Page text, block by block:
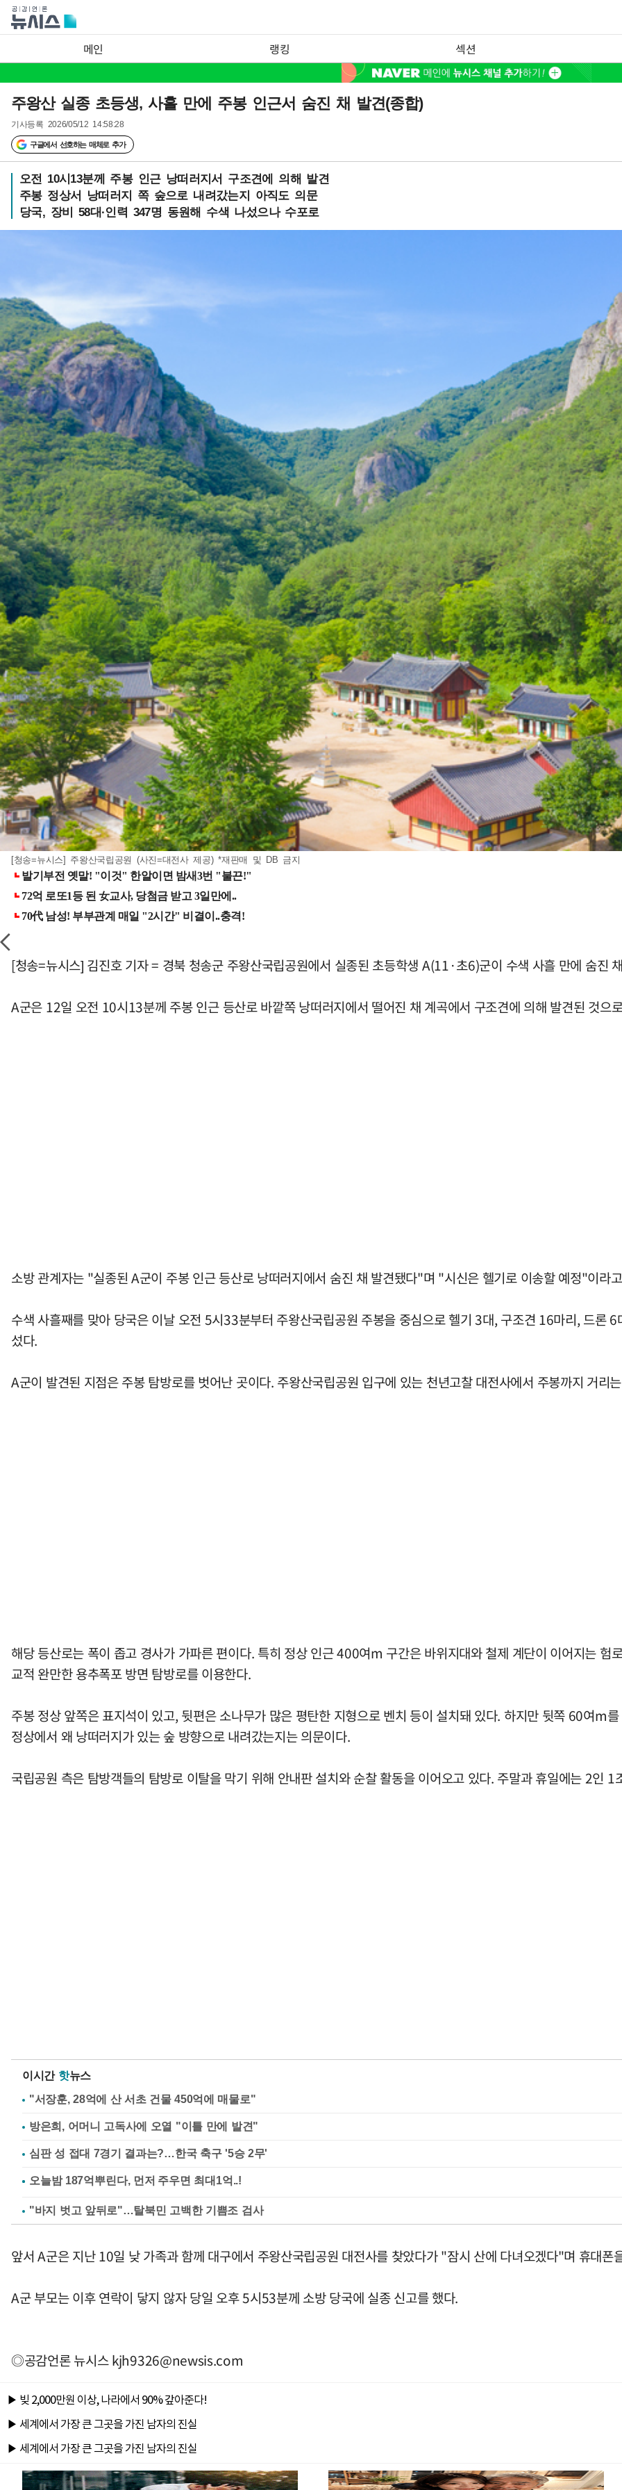
메인 랭킹 섹션
주왕산 실종 초등생, 사흘 만에 주봉 인근서 숨진 채 발견(종합)
기사등록 2026/05/12 14:58:28
구글에서 선호하는 매체로 추가
오전 10시13분께 주봉 인근 낭떠러지서 구조견에 의해 발견
주봉 정상서 낭떠러지 쪽 숲으로 내려갔는지 아직도 의문
당국, 장비 58대·인력 347명 동원해 수색 나섰으나 수포로
[청송=뉴시스] 주왕산국립공원 (사진=대전사 제공) *재판매 및 DB 금지
[청송=뉴시스] 김진호 기자 = 경북 청송군 주왕산국립공원에서 실종된 초등학생 A(11·초6)군이 수색 사흘 만에 숨진
A군은 12일 오전 10시13분께 주봉 인근 등산로 바깥쪽 낭떠러지에서 떨어진 채 계곡에서 구조견에 의해 발견된 것으
소방 관계자는 "실종된 A군이 주봉 인근 등산로 낭떠러지에서 숨진 채 발견됐다"며 "시신은 헬기로 이송할 예정"이라
수색 사흘째를 맞아 당국은 이날 오전 5시33분부터 주왕산국립공원 주봉을 중심으로 헬기 3대, 구조견 16마리, 드론
섰다.
A군이 발견된 지점은 주봉 탐방로를 벗어난 곳이다. 주왕산국립공원 입구에 있는 천년고찰 대전사에서 주봉까지 거리
해당 등산로는 폭이 좁고 경사가 가파른 편이다. 특히 정상 인근 400여m 구간은 바위지대와 철제 계단이 이어지는 험
교적 완만한 용추폭포 방면 탐방로를 이용한다.
주봉 정상 앞쪽은 표지석이 있고, 뒷편은 소나무가 많은 평탄한 지형으로 벤치 등이 설치돼 있다. 하지만 뒷쪽 60여m
정상에서 왜 낭떠러지가 있는 숲 방향으로 내려갔는지는 의문이다.
국립공원 측은 탐방객들의 탐방로 이탈을 막기 위해 안내판 설치와 순찰 활동을 이어오고 있다. 주말과 휴일에는 2인 1
이시간 핫뉴스
"서장훈, 28억에 산 서초 건물 450억에 매물로"
방은희, 어머니 고독사에 오열 "이틀 만에 발견"
심판 성 접대 7경기 결과는?…한국 축구 '5승 2무'
"바지 벗고 앞뒤로"…탈북민 고백한 기쁨조 검사
앞서 A군은 지난 10일 낮 가족과 함께 대구에서 주왕산국립공원 대전사를 찾았다가 "잠시 산에 다녀오겠다"며 휴대폰
A군 부모는 이후 연락이 닿지 않자 당일 오후 5시53분께 소방 당국에 실종 신고를 했다.
◎공감언론 뉴시스kjh9326@newsis.com